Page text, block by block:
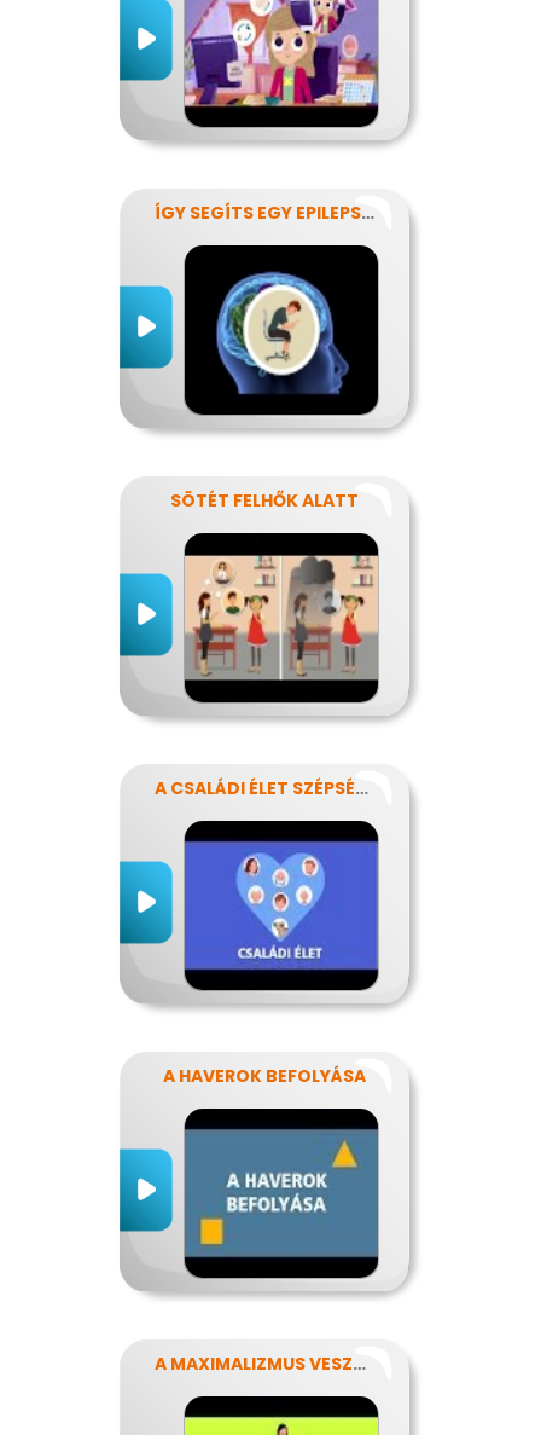
ÍGY SEGÍTS EGY EPILEPSZIÁSNAK
SÖTÉT FELHŐK ALATT
A CSALÁDI ÉLET SZÉPSÉGEI ÉS NEHÉZSÉGEI
A HAVEROK BEFOLYÁSA
A MAXIMALIZMUS VESZÉLYEI